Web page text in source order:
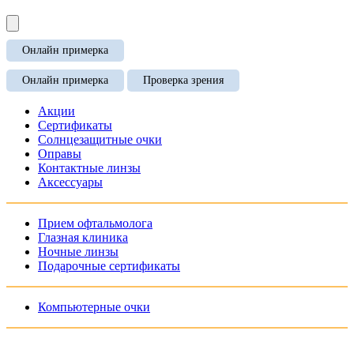
Онлайн примерка
Онлайн примерка Проверка зрения
Акции
Сертификаты
Солнцезащитные очки
Оправы
Контактные линзы
Аксессуары
Прием офтальмолога
Глазная клиника
Ночные линзы
Подарочные сертификаты
Компьютерные очки